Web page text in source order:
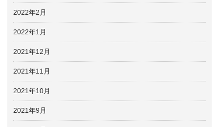
2022年2月
2022年1月
2021年12月
2021年11月
2021年10月
2021年9月